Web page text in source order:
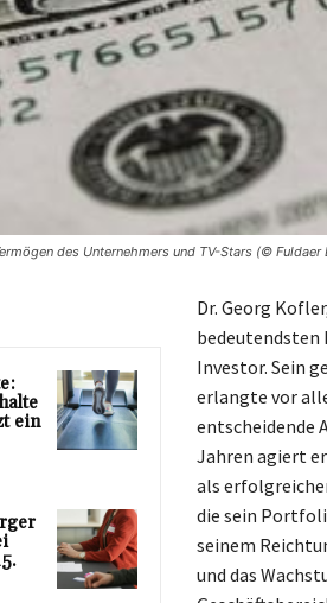
des Unternehmers und TV-Stars (©
ein
Dr. Georg
bedeutendsten
Investor. Sein
erlangte vor
entscheidende
Jahren agiert
als
die sein
seinem
und das